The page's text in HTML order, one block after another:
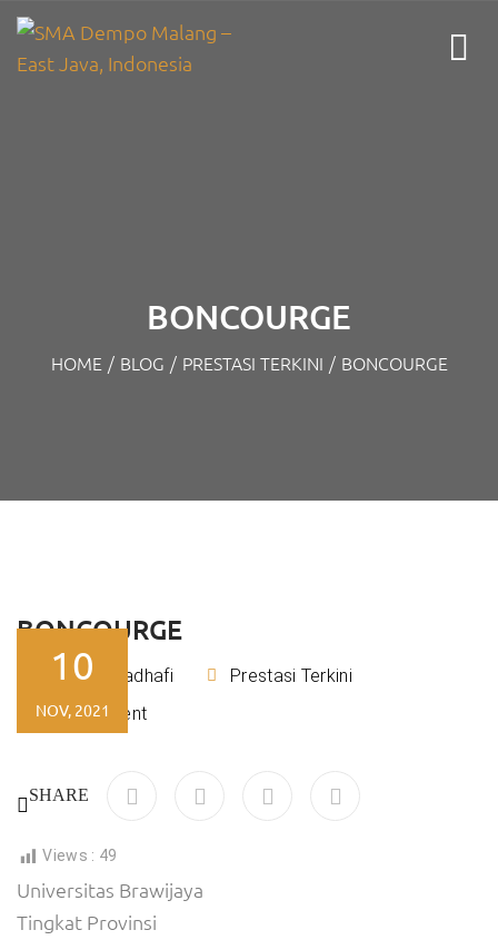
BONCOURGE
HOME / BLOG / PRESTASI TERKINI / BONCOURGE
BONCOURGE
Rizky Kadhafi
Prestasi Terkini
No Comment
10
NOV, 2021
SHARE
Views : 49
Universitas Brawijaya
Tingkat Provinsi